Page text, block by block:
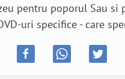
pentru poporul Sau
uri specifice - care